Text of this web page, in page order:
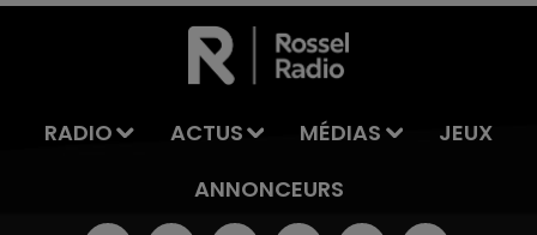
RADIO ACTUS MÉDIAS
JEUX
ANNONCEURS